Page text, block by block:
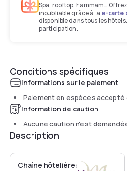
Spa, rooftop, hammam…
inoubliable grâce à la e-carte
disponible dans tous les
participation.
Conditions spécifiques
Informations sur le paiement
Paiement en espèces
Information de caution
Aucune caution n'est
Description
Chaîne hôtelière: